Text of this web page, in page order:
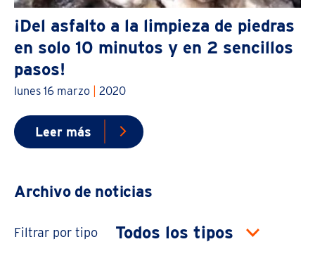
¡Del asfalto a la limpieza de piedras
en solo 10 minutos y en 2 sencillos
pasos!
lunes 16 marzo 2020
Leer más
Archivo de noticias
Filtrar por tipo